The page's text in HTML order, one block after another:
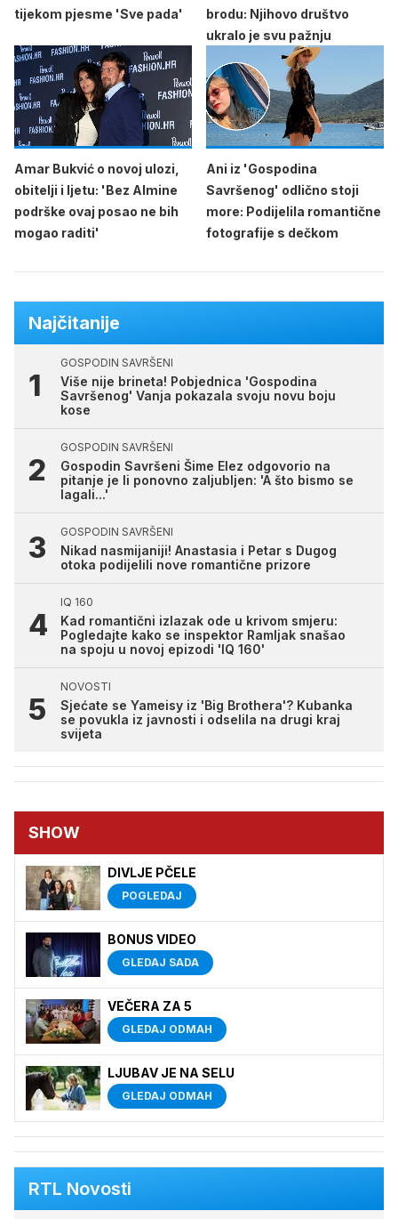
tijekom pjesme 'Sve pada'
brodu: Njihovo društvo
ukralo je svu pažnju
Amar Bukvić o novoj ulozi,
obitelji i ljetu: 'Bez Almine
podrške ovaj posao ne bih
mogao raditi'
Ani iz 'Gospodina
Savršenog' odlično stoji
more: Podijelila romantične
fotografije s dečkom
Najčitanije
GOSPODIN SAVRŠENI
Više nije brineta! Pobjednica 'Gospodina
Savršenog' Vanja pokazala svoju novu boju
kose
GOSPODIN SAVRŠENI
Gospodin Savršeni Šime Elez odgovorio na
pitanje je li ponovno zaljubljen: 'A što bismo se
lagali...'
GOSPODIN SAVRŠENI
Nikad nasmijaniji! Anastasia i Petar s Dugog
otoka podijelili nove romantične prizore
IQ 160
Kad romantični izlazak ode u krivom smjeru:
Pogledajte kako se inspektor Ramljak snašao
na spoju u novoj epizodi 'IQ 160'
NOVOSTI
Sjećate se Yameisy iz 'Big Brothera'? Kubanka
se povukla iz javnosti i odselila na drugi kraj
svijeta
SHOW
DIVLJE PČELE
POGLEDAJ
BONUS VIDEO
GLEDAJ SADA
VEČERA ZA 5
GLEDAJ ODMAH
LJUBAV JE NA SELU
GLEDAJ ODMAH
RTL Novosti